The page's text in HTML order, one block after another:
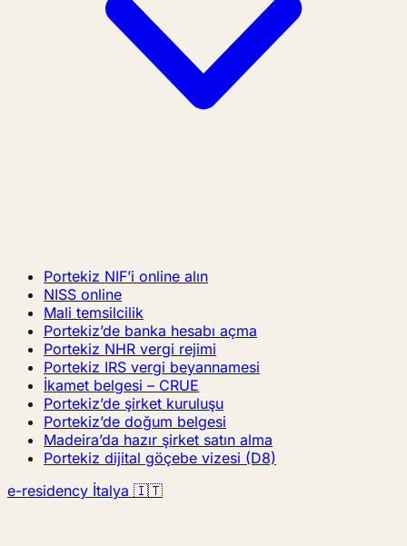
Portekiz NIF’i online alın
NISS online
Mali temsilcilik
Portekiz’de banka hesabı açma
Portekiz NHR vergi rejimi
Portekiz IRS vergi beyannamesi
İkamet belgesi – CRUE
Portekiz’de şirket kuruluşu
Portekiz’de doğum belgesi
Madeira’da hazır şirket satın alma
Portekiz dijital göçebe vizesi (D8)
e-residency İtalya 🇮🇹